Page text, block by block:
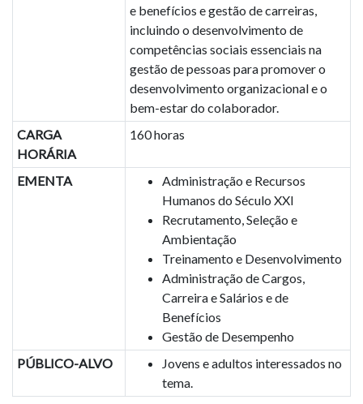
e benefícios e gestão de carreiras,
incluindo o desenvolvimento de
competências sociais essenciais na
gestão de pessoas para promover o
desenvolvimento organizacional e o
bem-estar do colaborador.
CARGA
HORÁRIA
160 horas
EMENTA
Administração e Recursos
Humanos do Século XXI
Recrutamento, Seleção e
Ambientação
Treinamento e Desenvolvimento
Administração de Cargos,
Carreira e Salários e de
Benefícios
Gestão de Desempenho
PÚBLICO-ALVO
Jovens e adultos interessados no
tema.